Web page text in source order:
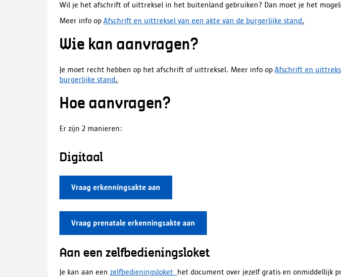
Wil je het afschrift of uittreksel in het buitenland gebruiken? Dan moet je het
Meer info op Afschrift en uittreksel van een akte van de burgerlijke stand.
Wie kan aanvragen?
Je moet recht hebben op het afschrift of uittreksel. Meer info op Afschrift en
burgerlijke stand.
Hoe aanvragen?
Er zijn 2 manieren:
Digitaal
Vraag erkenningsakte aan
Vraag prenatale erkenningsakte aan
Aan een zelfbedieningsloket
Je kan aan een zelfbedieningsloket het document over jezelf gratis en onmiddellijk